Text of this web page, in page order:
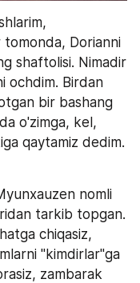
Dorianni
shaftolisi. Nimadir
ochdim. Birdan
bir bashang
o'zimga, kel,
qaytamiz dedim.
tarkib topgan.
chiqasiz,
"kimdirlar"ga
zambarak